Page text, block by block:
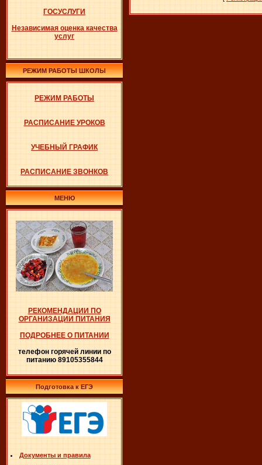
ГОСУСЛУГИ
Независимая оценка качества
услуг
РЕЖИМ РАБОТЫ ШКОЛЫ
РЕЖИМ РАБОТЫ
РАСПИСАНИЕ УРОКОВ
УЧЕБНЫЙ ГРАФИК
РАСПИСАНИЕ ЗВОНКОВ
МЕНЮ
РЕКОМЕНДАЦИИ ПО
ОРГАНИЗАЦИИ ПИТАНИЯ
ПОДРОБНЕЕ О ПИТАНИИ
телефон горячей линии по
питанию 89105355844
Подготовка к ЕГЭ
Документы и правила